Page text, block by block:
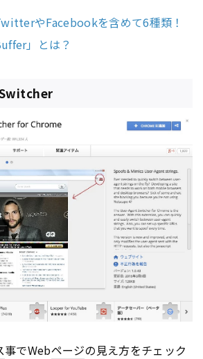
やFacebookを含めて6種類！
」とは？
事でWebページの見え方をチェック